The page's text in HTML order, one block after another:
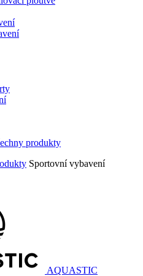
Sportovní vybavení
AQUASTIC